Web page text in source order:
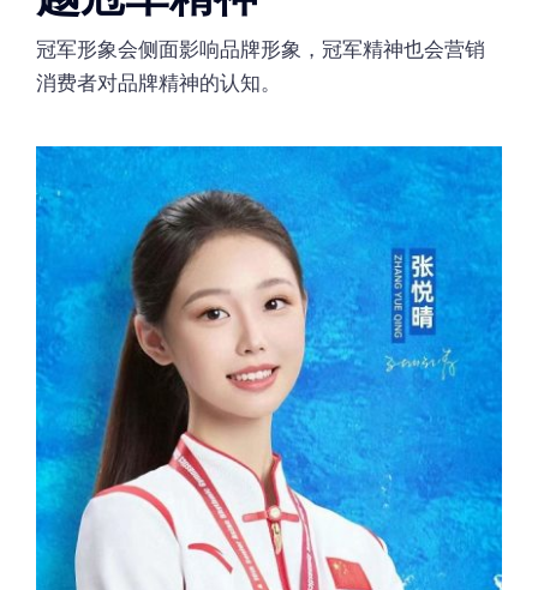
冠军形象会侧面影响品牌形象，冠军精神也会营销
消费者对品牌精神的认知。